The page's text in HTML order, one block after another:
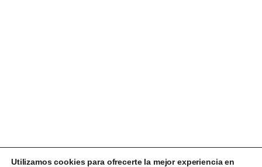
Utilizamos cookies para ofrecerte la mejor experiencia en